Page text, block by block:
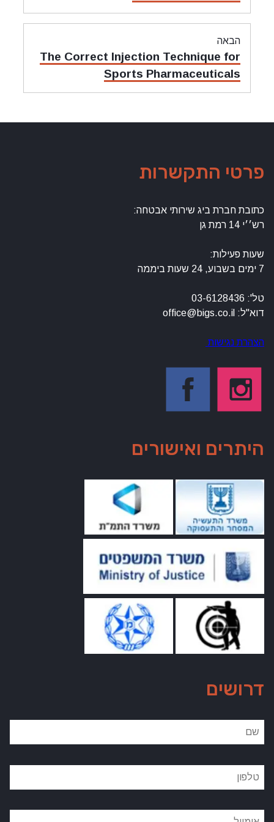
הבאה
מאמר
הבאה:
The Correct Injection Technique for
Sports Pharmaceuticals
פרטי התקשרות
כתובת חברת ביג שירותי אבטחה:
רש׳׳י 14 רמת גן
שעות פעילות:
7 ימים בשבוע, 24 שעות ביממה
טל': 03-6128436
דוא"ל: office@bigs.co.il
הצהרת נגישות
היתרים ואישורים
דרושים